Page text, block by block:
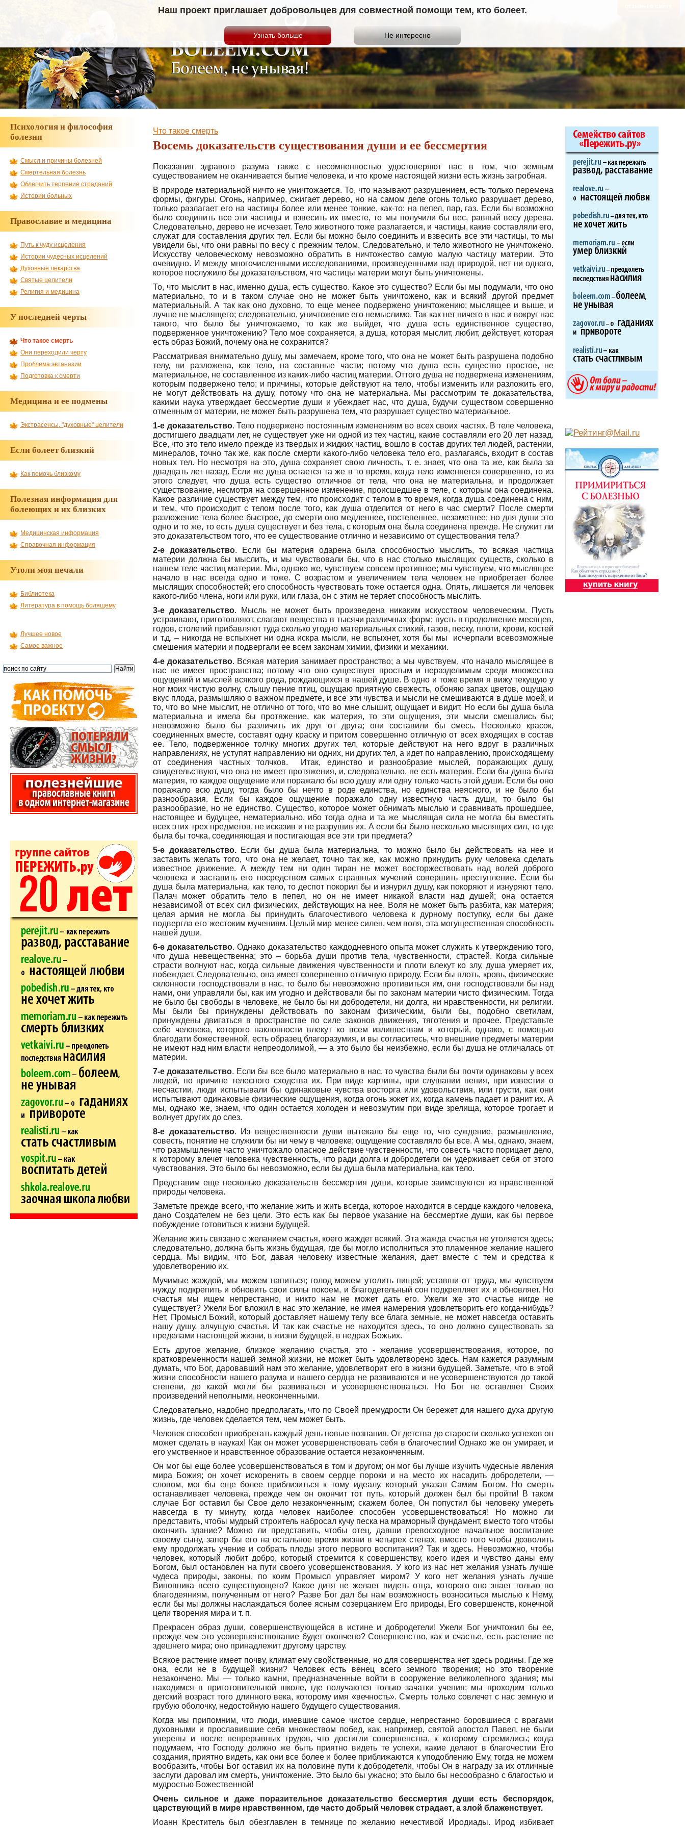
Наш проект приглашает добровольцев для совместной помощи тем, кто болеет.
Что такое смерть
Восемь доказательств существования души и ее бессмертия
Показания здравого разума также с несомненностью удостоверяют нас в том, что земным
существованием не оканчивается бытие человека, и что кроме настоящей жизни есть жизнь загробная.
В природе материальной ничто не уничтожается. То, что называют разрушением, есть только перемена
формы, фигуры. Огонь, например, сжигает дерево, но на самом деле огонь только разрушает дерево,
только разлагает его на частицы более или менее тонкие, как-то: на пепел, пар, газ. Если бы возможно
было соединить все эти частицы и взвесить их вместе, то мы получили бы вес, равный весу дерева.
Следовательно, дерево не исчезает. Тело животного тоже разлагается, и частицы, какие составляли его,
служат для составления других тел. Если бы можно было соединить и взвесить все эти частицы, то мы
увидели бы, что они равны по весу с прежним телом. Следовательно, и тело животного не уничтожено.
Искусству человеческому невозможно обратить в ничтожество самую малую частицу материи. Это
очевидно. И между многочисленными исследованиями, произведенными над природой, нет ни одного,
которое послужило бы доказательством, что частицы материи могут быть уничтожены.
То, что мыслит в нас, именно душа, есть существо. Какое это существо? Если бы мы подумали, что оно
материально, то и в таком случае оно не может быть уничтожено, как и всякий другой предмет
материальный. А так как оно духовно, то еще менее подвержено уничтожению; мыслящее и выше, и
лучше не мыслящего; следовательно, уничтожение его немыслимо. Так как нет ничего в нас и вокруг нас
такого, что было бы уничтожаемо, то как же выйдет, что душа есть единственное существо,
подверженное уничтожению? Тело мое сохраняется, а душа, которая мыслит, любит, действует, которая
есть образ Божий, почему она не сохранится?
Рассматривая внимательно душу, мы замечаем, кроме того, что она не может быть разрушена подобно
телу, ни разложена, как тело, на составные части; потому что душа есть существо простое, не
материальное, не составленное из каких-либо частиц материи. Оттого душа не подвержена изменениям,
которым подвержено тело; и причины, которые действуют на тело, чтобы изменить или разложить его,
не могут действовать на душу, потому что она не материальна. Мы рассмотрим те доказательства,
какими наука утверждает бессмертие души и убеждает нас, что душа, будучи существом совершенно
отменным от материи, не может быть разрушена тем, что разрушает существо материальное.
1-е доказательство. Тело подвержено постоянным изменениям во всех своих частях. В теле человека,
достигшего двадцати лет, не существует уже ни одной из тех частиц, какие составляли его 20 лет назад.
Все, что это тело имело прежде из твердых и жидких частиц, вошло в состав других тел людей, растении,
минералов, точно так же, как после смерти какого-либо человека тело его, разлагаясь, входит в состав
новых тел. Но несмотря на это, душа сохраняет свою личность, т. е. знает, что она та же, как была за
двадцать лет назад. Если же душа остается та же в то время, когда тело изменяется совершенно, то из
этого следует, что душа есть существо отличное от тела, что она не материальна, и продолжает
существование, несмотря на совершенное изменение, происшедшее в теле, с которым она соединена.
Какое различие существует между тем, что происходит с телом в то время, когда душа соединена с ним,
и тем, что происходит с телом после того, как душа отделится от него в час смерти? После смерти
разложение тела более быстрое, до смерти оно медленнее, постепеннее, незаметнее; но для души это
одно и то же, то есть душа существует и без тела, с которым она была соединена прежде. Не служит ли
это доказательством того, что ее существование отлично и независимо от существования тела?
2-е доказательство. Если бы материя одарена была способностью мыслить, то всякая частица
материи должна бы мыслить, и мы чувствовали бы, что в нас столько мыслящих существ, сколько в
нашем теле частиц материи. Мы, однако же, чувствуем совсем противное; мы чувствуем, что мыслящее
начало в нас всегда одно и тоже. С возрастом и увеличением тела человек не приобретает более
мыслящих способностей; его способность чувствовать тоже остается одна. Опять, лишается ли человек
какого-либо члена, ноги или руки, или глаза, он с этим не теряет способность мыслить.
3-е доказательство. Мысль не может быть произведена никаким искусством человеческим. Пусть
устраивают, приготовляют, слагают вещества в тысячи различных форм; пусть в продолжение месяцев,
годов, столетий прибавляют туда сколько угодно материальных стихий, газов, песку, плоти, крови, костей
и т.д. – никогда не вспыхнет ни одна искра мысли, не вспыхнет, хотя бы мы исчерпали всевозможные
смешения материи и подвергали ее всем законам химии, физики и механики.
4-е доказательство. Всякая материя занимает пространство; а мы чувствуем, что начало мыслящее в
нас не имеет пространства; потому что оно существует простым и неразделимым среди множества
ощущений и мыслей всякого рода, рождающихся в нашей душе. В одно и тоже время я вижу текущую у
ног моих чистую волну, слышу пение птиц, ощущаю приятную свежесть, обоняю запах цветов, ощущаю
вкус плода, размышляю о важном предмете, и все эти чувства и мысли не смешиваются в душе моей, и
то, что во мне мыслит, не отлично от того, что во мне слышит, ощущает и видит. Но если бы душа была
материальна и имела бы протяжение, как материя, то эти ощущения, эти мысли смешались бы;
невозможно было бы различить их друг от друга; они составили бы смесь. Несколько красок,
соединенных вместе, составят одну краску и притом совершенно отличную от всех входящих в состав
ее. Тело, подверженное толчку многих других тел, которые действуют на него вдруг в различных
направлениях, не уступят направлению ни одних, ни других тел, а идет по направлению, происходящему
от соединения частных толчков. Итак, единство и разнообразие мыслей, поражающих душу,
свидетельствуют, что она не имеет протяжения, и, следовательно, не есть материя. Если бы душа была
материя, то каждое ощущение или поражало бы всю душу или одну только часть этой души. Если бы оно
поражало всю душу, тогда было бы нечто в роде единства, но единства неясного, и не было бы
разнообразия. Если бы каждое ощущение поражало одну известную часть души, то было бы
разнообразие, но не единство. Существо, которое может обнимать мыслью и сравнивать прошедшее,
настоящее и будущее, нематериально, ибо тогда одна и та же мыслящая сила не могла бы вместить
всех этих трех предметов, не исказив и не разрушив их. А если бы было несколько мыслящих сил, то где
была бы точка, соединяющая и постигающая все эти три предмета?
5-е доказательство. Если бы душа была материальна, то можно было бы действовать на нее и
заставить желать того, что она не желает, точно так же, как можно принудить руку человека сделать
известное движение. А между тем ни один тиран не может восторжествовать над волей доброго
человека и заставить его посредством самых страшных мучений совершить преступление. Если бы
душа была материальна, как тело, то деспот покорил бы и изнурил душу, как покоряют и изнуряют тело.
Палач может обратить тело в пепел, но он не имеет никакой власти над душей; она остается
независимой от всех сил физических, действующих на нее. Воля не может быть разбита, как материя;
целая армия не могла бы принудить благочестивого человека к дурному поступку, если бы даже
подвергла его жестоким мучениям. Целый мир менее силен, чем воля, эта могущественная способность
нашей души.
6-е доказательство. Однако доказательство каждодневного опыта может служить к утверждению того,
что душа невещественна; это – борьба души против тела, чувственности, страстей. Когда сильные
страсти волнуют нас, когда сильные движения чувственности и плоти влекут ко злу, душа умеряет их,
побеждает. Следовательно, она имеет совершенно отличную природу. Если бы плоть, кровь, физические
склонности господствовали в нас, то было бы невозможно противиться им, они господствовали бы над
нами, они управляли бы, как им угодно и действовали бы по законам материи чисто физическим. Тогда
не было бы свободы в человеке, не было бы ни добродетели, ни долга, ни нравственности, ни религии.
Мы были бы принуждены действовать по законам физическим, были бы, подобно светилам,
принуждены двигаться в пространстве по силе законов движения, тяготения и прочее. Представьте
себе человека, которого наклонности влекут ко всем излишествам и который, однако, с помощью
благодати божественной, есть образец благоразумия, и вы согласитесь, что внешние предметы материи
не имеют над ним власти непреодолимой, — а это было бы неизбежно, если бы душа не отличалась от
материи.
7-е доказательство. Если бы все было материально в нас, то чувства были бы почти одинаковы у всех
людей, по причине телесного сходства их. При виде картины, при слушании пения, при известии о
несчастии, люди испытывали бы одинаковые чувства восторга или удовольствия, или грусти, как они
испытывают одинаковые физические ощущения, когда огонь жжет их, когда камень падает и ранит их. А
мы, однако же, знаем, что один остается холоден и невозмутим при виде зрелища, которое трогает и
волнует других до слез.
8-е доказательство. Из вещественности души вытекало бы еще то, что суждение, размышление,
совесть, понятие не служили бы ни чему в человеке; ощущение составляло бы все. А мы, однако, знаем,
что размышление часто уничтожало опасное действие чувственности, что совесть часто порицает дело,
к которому влечет человека чувственность, что ради долга и добродетели он удерживает себя от этого
чувствования. Это было бы невозможно, если бы душа была материальна, как тело.
Представим еще несколько доказательств бессмертия души, которые заимствуются из нравственной
природы человека.
Заметьте прежде всего, что желание жить и жить всегда, которое находится в сердце каждого человека,
дано Создателем не без цели. Это есть как бы первое указание на бессмертие души, как бы первое
побуждение готовиться к жизни будущей.
Желание жить связано с желанием счастья, коего жаждет всякий. Эта жажда счастья не утоляется здесь;
следовательно, должна быть жизнь будущая, где бы могло исполниться это пламенное желание нашего
сердца. Мы видим, что Бог, давая человеку известные желания, дает вместе с тем и средства к
удовлетворению их.
Мучимые жаждой, мы можем напиться; голод можем утолить пищей; уставши от труда, мы чувствуем
нужду подкрепить и обновить свои силы покоем, и благодетельный сон подкрепляет их и обновляет. Но
счастья мы ищем непрестанно, и никто нам не может дать его. Ужели же это счастье нигде не
существует? Ужели Бог вложил в нас это желание, не имея намерения удовлетворить его когда-нибудь?
Нет, Промысл Божий, который доставляет нашему телу все блага земные, не может навсегда оставить
нашу душу, алчущую счастья. И так как счастье не находится здесь, то оно должно существовать за
пределами настоящей жизни, в жизни будущей, в недрах Божьих.
Есть другое желание, близкое желанию счастья, это - желание усовершенствования, которое, по
кратковременности нашей земной жизни, не может быть удовлетворено здесь. Нам кажется разумным
думать, что Бог, даровавший нам это желание, удовлетворит его в жизни будущей. Заметьте, что в этой
жизни способности нашего разума и нашего сердца не развиваются и не усовершенствуются до такой
степени, до какой могли бы развиваться и усовершенствоваться. Но Бог не оставляет Своих
произведений неполными, неоконченными.
Следовательно, надобно предполагать, что по Своей премудрости Он бережет для нашего духа другую
жизнь, где человек сделается тем, чем может быть.
Человек способен приобретать каждый день новые познания. От детства до старости сколько успехов он
может сделать в науках! Как он может усовершенствовать себя в благочестии! Однако же он умирает, и
его умственное и нравственное образование остается незаконченным.
Он мог бы еще более усовершенствоваться в том и другом; он мог бы лучше изучить чудесные явления
мира Божия; он хочет искоренить в своем сердце пороки и на место их насадить добродетели, —
словом, мог бы еще более приблизиться к тому идеалу, который указан Самим Богом. Но смерть
останавливает человека, прежде чем он окончит тот путь, который должен был бы пройти! В таком
случае Бог оставил бы Свое дело незаконченным; скажем более, Он попустил бы человеку умереть
навсегда в ту минуту, когда человек наиболее способен усовершенствоваться! Но можно ли
представить, чтобы мудрый строитель набросал кучу песка на мраморный фундамент, вместо того чтобы
окончить здание? Можно ли представить, чтобы отец, давши превосходное начальное воспитание
своему сыну, запер бы его на остальное время жизни в четырех стенах, вместо того чтобы дозволить
ему продолжать учение и собрать плоды этого первого воспитания? Так и здесь. Невозможно, чтобы
человек, который любит добро, который стремится к совершенству, коего идея и чувство даны ему
Богом, был остановлен на пути своего усовершенствования. У кого из нас нет желания узнать лучше
чудеса природы, законы, по коим Промысл управляет миром? У кого нет желания узнать лучше
Виновника всего существующего? Какое дитя не желает видеть отца, которого оно знает только по
благодеяниям, полученным от него? Разве Бог дал бы нам возможность возноситься мыслью к Нему,
если бы мы должны наслаждаться более ясным созерцанием Его природы, Его совершенств, конечной
цели творения мира и т. п.
Прекрасен образ души, совершенствующейся в истине и добродетели! Ужели Бог уничтожил бы ее,
прежде чем это усовершенствование будет окончено? Совершенство, как и счастье, есть растение не
здешнего мира; оно принадлежит другому царству.
Всякое растение имеет почву, климат ему свойственные, но для совершенства нет здесь родины. Где же
она, если не в будущей жизни? Человек есть венец всего земного творения; но это творение
незакончено. Мы — только камни, предназначенные войти в сооружение великолепного здания; мы
находимся в приготовительной школе, где получаются только зачатки учения; мы проходим только
детский возраст того длинного века, которому имя «вечность». Смерть только совлечет с нас земную и
грубую оболочку, недостойную нашего будущего существования.
Когда мы припомним, что люди, имевшие самое чистое сердце, непрестанно боровшиеся с врагами
духовными и прославившие себя множеством побед, как, например, святой апостол Павел, не были
уверены и после непрерывных трудов, что достигли совершенства, к которому стремились; когда
подумаем, что Господу должно же быть приятно видеть те успехи, какие делают в благочестии Его
создания, приятно видеть, как они все более и более приближаются к уподоблению Ему, тогда не можем
вообразить, чтобы Бог оставил их на половине пути к добродетели, чтобы Он в награду за их отличные
заслуги даровал им смерть, уничтожение. Это было бы ужасно; это было бы несообразно с благостью и
мудростью Божественной!
Очень сильное и даже поразительное доказательство бессмертия души есть беспорядок,
царствующий в мире нравственном, где часто добрый человек страдает, а злой блаженствует.
Иоанн Креститель был обезглавлен в темнице по желанию нечестивой Иродиады. Ирод избивает
Психология и философия
болезни
Смысл и причины болезней
Смертельная болезнь
Облегчить терпение страданий
Истории больных
Православие и медицина
Путь к чуду исцеления
Истории чудесных исцелений
Духовные лекарства
Святые целители
Религия и медицина
У последней черты
Что такое смерть
Они переходили черту
Проблема эвтаназии
Подготовка к смерти
Медицина и ее подмены
Экстрасенсы, "духовные" целители
Если болеет близкий
Как помочь близкому
Полезная информация для
болеющих и их близких
Медицинская информация
Справочная информация
Утоли моя печали
Библиотека
Литература в помощь болящему
Лучшее новое
Самое важное